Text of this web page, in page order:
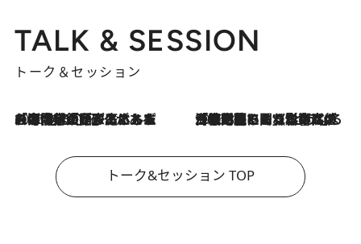
TALK & SESSION
トーク＆セッション
2026.8.3
「今後値上げがあるとすれば…」「リスクがあるのは今年の冬」エネルギー専門家が語る、ホルムズ海峡封鎖が家庭にもたらす“ある心配” 2026.8.3
「住宅建てられない…」「サーチャージ料の高値が続いている」ホルムズ海峡封鎖による影響はいつまで続く？《エネルギー専門家に聞く“どうなる日本の暮らし”》
トーク&セッション TOP